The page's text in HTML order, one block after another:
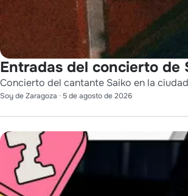
Entradas del concierto de
Concierto del cantante Saiko en la
Soy de Zaragoza · 5 de agosto de 2026